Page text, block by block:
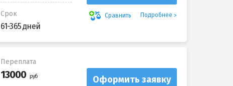
Срок
61-365 дней
Сравнить Подробнее
Переплата
Оформить заявку